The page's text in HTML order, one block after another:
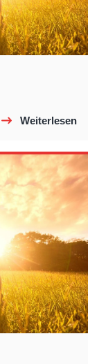
Weiterlesen